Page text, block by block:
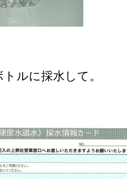
ルに採水して。